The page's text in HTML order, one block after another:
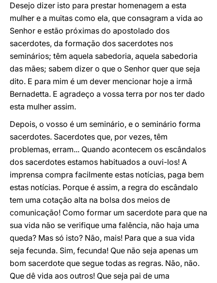
Desejo dizer isto para prestar homenagem a esta
mulher e a muitas como ela, que consagram a vida ao
Senhor e estão próximas do apostolado dos
sacerdotes, da formação dos sacerdotes nos
seminários; têm aquela sabedoria, aquela sabedoria
das mães; sabem dizer o que o Senhor quer que seja
dito. E para mim é um dever mencionar hoje a irmã
Bernadetta. E agradeço a vossa terra por nos ter dado
esta mulher assim.
Depois, o vosso é um seminário, e o seminário forma
sacerdotes. Sacerdotes que, por vezes, têm
problemas, erram... Quando acontecem os escândalos
dos sacerdotes estamos habituados a ouvi-los! A
imprensa compra facilmente estas notícias, paga bem
estas notícias. Porque é assim, a regra do escândalo
tem uma cotação alta na bolsa dos meios de
comunicação! Como formar um sacerdote para que na
sua vida não se verifique uma falência, não haja uma
queda? Mas só isto? Não, mais! Para que a sua vida
seja fecunda. Sim, fecunda! Que não seja apenas um
bom sacerdote que segue todas as regras. Não, não.
Que dê vida aos outros! Que seja pai de uma